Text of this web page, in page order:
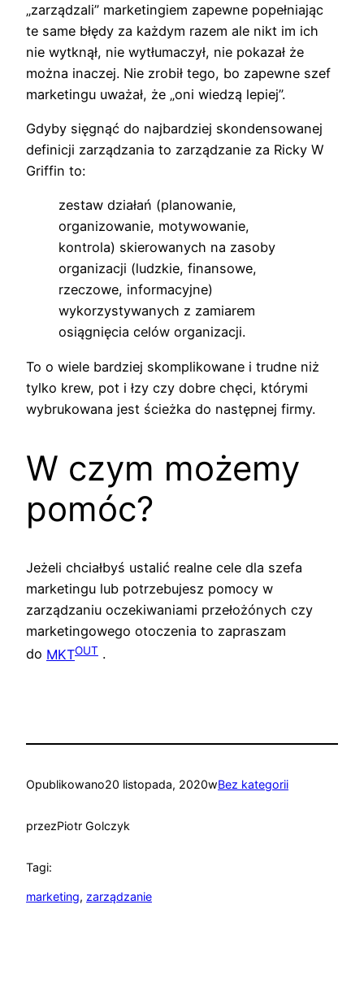
„zarządzali” marketingiem zapewne popełniając
te same błędy za każdym razem ale nikt im ich
nie wytknął, nie wytłumaczył, nie pokazał że
można inaczej. Nie zrobił tego, bo zapewne szef
marketingu uważał, że „oni wiedzą lepiej”.
Gdyby sięgnąć do najbardziej skondensowanej
definicji zarządzania to zarządzanie za Ricky W
Griffin to:
zestaw działań (planowanie,
organizowanie, motywowanie,
kontrola) skierowanych na zasoby
organizacji (ludzkie, finansowe,
rzeczowe, informacyjne)
wykorzystywanych z zamiarem
osiągnięcia celów organizacji.
To o wiele bardziej skomplikowane i trudne niż
tylko krew, pot i łzy czy dobre chęci, którymi
wybrukowana jest ścieżka do następnej firmy.
W czym możemy
pomóc?
Jeżeli chciałbyś ustalić realne cele dla szefa
marketingu lub potrzebujesz pomocy w
zarządzaniu oczekiwaniami przełożónych czy
marketingowego otoczenia to zapraszam
do MKTOUT .
Opublikowano20 listopada, 2020wBez kategorii
przezPiotr Golczyk
Tagi:
marketing, zarządzanie